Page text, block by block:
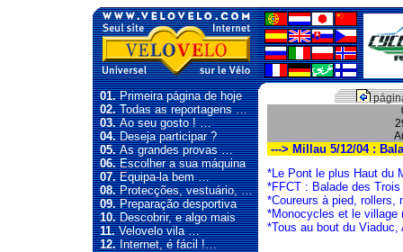
01.Primeira página de hoje
02.Todas as reportagens …
03.Ao seu gosto ! …
04.Deseja participar ?
05.As grandes provas …
06.Escolher a sua máquina
07.Equipa-la bem …
08.Protecções, vestuário, …
09.Preparação desportiva
10.Descobrir, e algo mais
11.Velovelo vila …
12.Internet, é fácil !…
---> Millau 5/12/04 :
*Le Pont le plus Haut du
*FFCT : Balade des
*Coureurs à pied, rollers,
*Monocycles et le village
*Tous au bout du Viaduc,